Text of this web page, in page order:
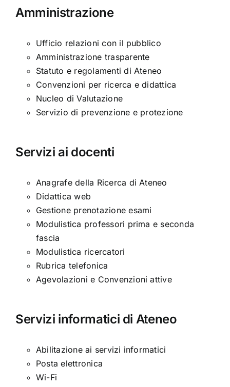
Amministrazione
Ufficio relazioni con il pubblico
Amministrazione trasparente
Statuto e regolamenti di Ateneo
Convenzioni per ricerca e didattica
Nucleo di Valutazione
Servizio di prevenzione e protezione
Servizi ai docenti
Anagrafe della Ricerca di Ateneo
Didattica web
Gestione prenotazione esami
Modulistica professori prima e seconda
fascia
Modulistica ricercatori
Rubrica telefonica
Agevolazioni e Convenzioni attive
Servizi informatici di Ateneo
Abilitazione ai servizi informatici
Posta elettronica
Wi-Fi